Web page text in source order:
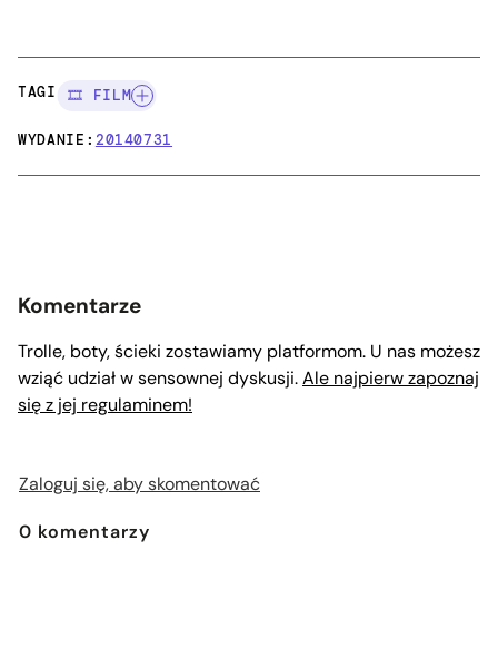
TAGI: 🎞️ FILM
WYDANIE:20140731
Komentarze
Trolle, boty, ścieki zostawiamy platformom. U nas możesz
wziąć udział w sensownej dyskusji.Ale najpierw zapoznaj
się z jej regulaminem!
Zaloguj się, aby skomentować
0 komentarzy